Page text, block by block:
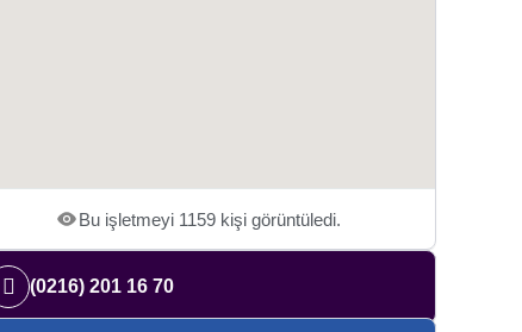
Bu işletmeyi 1159 kişi görüntüledi.
(0216) 201 16 70